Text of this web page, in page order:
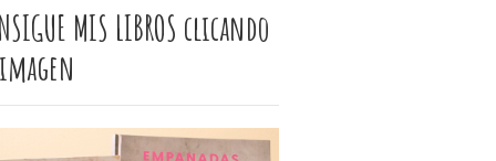
MIS LIBROS clicando